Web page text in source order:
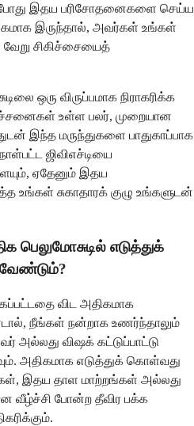
இதய பரிசோதனைகளை செய்ய
இருந்தால், அவர்கள் உங்கள்
சிகிச்சையைத்
ஒரு விருப்பமாக நிராகரிக்க
உள்ள பலர், முறையான
இந்த மருந்துகளை பாதுகாப்பாக
ஜிவிஎச்டியை
ஏதேனும் இதய
உங்கள் சுகாதாரக் குழு உங்களுடன்
பெலுமோசுடில் எடுத்துக்
விட அதிகமாக
நீங்கள் நன்றாக உணர்ந்தாலும்
அல்லது விஷக் கட்டுப்பாட்டு
அதிகமாக எடுத்துக் கொள்வது
இதய தாள மாற்றங்கள் அல்லது
வீழ்ச்சி போன்ற தீவிர பக்க